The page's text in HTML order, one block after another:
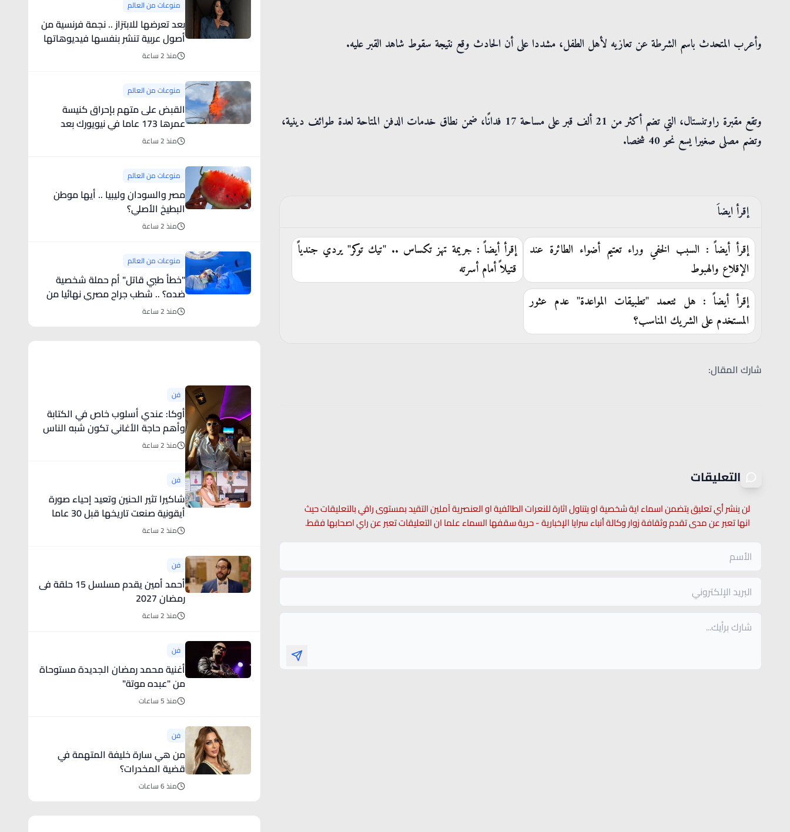
وأعرب المتحدث باسم الشرطة عن تعازيه لأهل الطفل، مشددا على أن الحادث وقع نتيجة سقوط شاهد القبر عليه.
وتقع مقبرة راوتنستال، التي تضم أكثر من 21 ألف قبر على مساحة 17 فدانًا، ضمن نطاق خدمات الدفن المتاحة لعدة طوائف دينية،
وتضم مصلى صغيرا يسع نحو 40 شخصا.
إقرأ ايضاَ
إقرأ أيضاً : السبب الخفي وراء تعتيم أضواء الطائرة عند
الإقلاع والهبوط
إقرأ أيضاً : جريمة تهز تكساس .. "تيك توكر" يردي جندياً
قتيلاً أمام أسرته
إقرأ أيضاً : هل تتعمد "تطبيقات المواعدة" عدم عثور
المستخدم على الشريك المناسب؟
شارك المقال:
التعليقات
لن ينشر أي تعليق يتضمن اسماء اية شخصية او يتناول اثارة للنعرات الطائفية او العنصرية آملين التقيد بمستوى راقي بالتعليقات حيث
انها تعبر عن مدى تقدم وثقافة زوار وكالة أنباء سرايا الإخبارية - حرية سقفها السماء علما ان التعليقات تعبر عن راي اصحابها فقط.
منوعات من العالم
بعد تعرضها للابتزاز .. نجمة فرنسية من
أصول عربية تنشر بنفسها فيديوهاتها
الحميمة
منذ 2 ساعة
منوعات من العالم
القبض على متهم بإحراق كنيسة
عمرها 173 عاما في نيويورك بعد
ضبطه وهو يسرق شطيرة ودونات
منذ 2 ساعة
منوعات من العالم
مصر والسودان وليبيا .. أيها موطن
البطيخ الأصلي؟
منذ 2 ساعة
منوعات من العالم
"خطأ طبي قاتل" أم حملة شخصية
ضده؟ .. شطب جراح مصري نهائيا من
السجل البريطاني
منذ 2 ساعة
فن
أوكا: عندي أسلوب خاص في الكتابة
وأهم حاجة الأغاني تكون شبه الناس
منذ 2 ساعة
فن
شاكيرا تثير الحنين وتعيد إحياء صورة
أيقونية صنعت تاريخها قبل 30 عاما
منذ 2 ساعة
فن
أحمد أمين يقدم مسلسل 15 حلقة فى
رمضان 2027
منذ 2 ساعة
فن
أغنية محمد رمضان الجديدة مستوحاة
من "عبده موتة"
منذ 5 ساعات
فن
من هي سارة خليفة المتهمة في
قضية المخدرات؟
منذ 6 ساعات